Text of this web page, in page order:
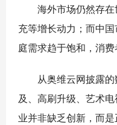
海外市场仍然存
充等增长动力；而中
庭需求趋于饱和，消费
从奥维云网披露
及、高刷升级、艺术
业并非缺乏创新，而是